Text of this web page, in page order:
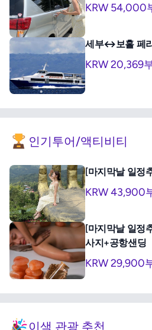
KRW 54,000
세부↔보홀 페
KRW 20,369
인기투어/액티비티
[마지막날 일정
KRW 43,900
[마지막날 일정
사지+공항샌딩
KRW 29,900
이색 관광 추천